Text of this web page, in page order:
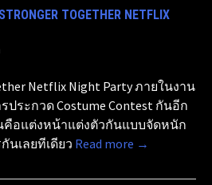
TOGETHER NETFLIX
Netflix Night Party ภายในงาน
ประกวด Costume Contest กันอีก
คือแต่งหน้าแต่งตัวกันแบบจัดหนัก
นเลยทีเดียว Read more →